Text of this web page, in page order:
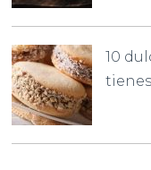
10